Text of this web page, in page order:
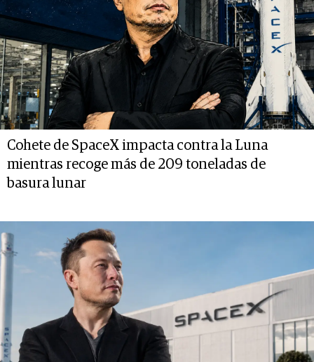
Cohete de SpaceX impacta contra la Luna
mientras recoge más de 209 toneladas de
basura lunar